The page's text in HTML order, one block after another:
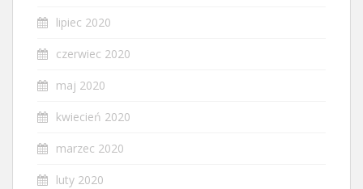
lipiec 2020
czerwiec 2020
maj 2020
kwiecień 2020
marzec 2020
luty 2020